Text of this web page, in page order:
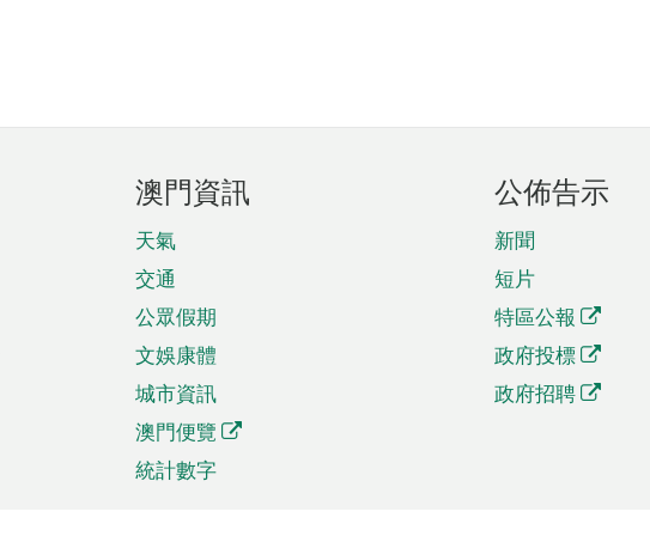
澳門資訊
天氣
交通
公眾假期
文娛康體
城市資訊
澳門便覽
統計數字
公佈告示
新聞
短片
特區公報
政府投標
政府招聘